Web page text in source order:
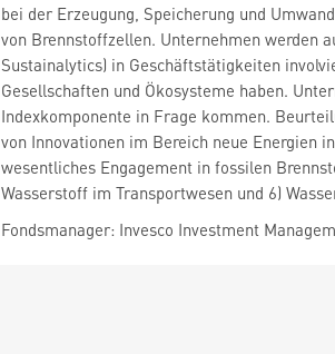
bei der Erzeugung, Speicherung und
von Brennstoffzellen. Unternehmen werden
Sustainalytics) in Geschäftstätigkeiten
Gesellschaften und Ökosysteme haben.
Indexkomponente in Frage kommen.
von Innovationen im Bereich neue Energien
wesentliches Engagement in fossilen
Wasserstoff im Transportwesen und 6)
Fondsmanager: Invesco Investment